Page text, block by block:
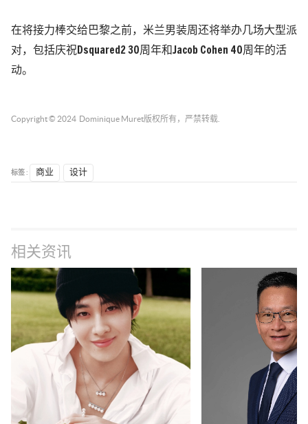
在将接力棒交给巴黎之前，米兰男装周还将举办几场大型派
对，包括庆祝Dsquared2 30周年和Jacob Cohen 40周年的活
动。
Copyright © 2024 Dominique Muret版权所有，严禁转载.
标签 : 商业 设计
相关资讯